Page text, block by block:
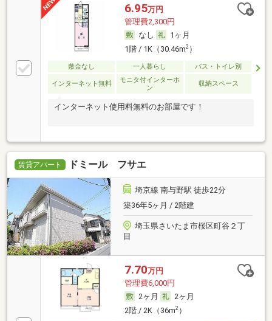
6.95万円
管理費2,300円
なし
1ヶ月
1階 / 1K（30.46m2）
敷金なし 一人暮らし バス・トイレ別
インターネット無料
モニタ付インターホ
ン
収納スペース
インターネット使用料無料のお部屋です！
賃貸アパート ドミール フサエ
埼京線 南与野駅 徒歩22分
築36年5ヶ月 / 2階建
埼玉県さいたま市桜区町谷２丁
目
7.70万円
管理費6,000円
2ヶ月
2ヶ月
2階 / 2K（36m2）